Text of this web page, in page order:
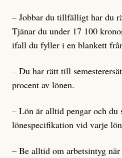
– Jobbar du tillfälligt har du
Tjänar du under 17 100
ifall du fyller i en blankett
– Du har rätt till
procent av lönen.
– Lön är alltid pengar och du
lönespecifikation vid varje
– Be alltid om arbetsintyg